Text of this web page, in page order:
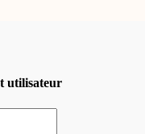
utilisateur